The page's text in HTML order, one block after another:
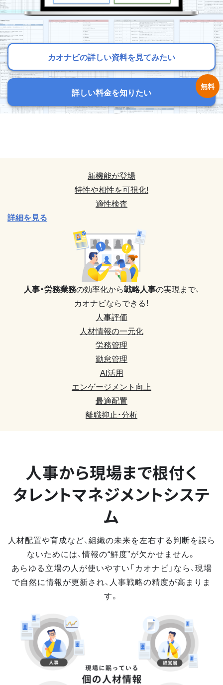
カオナビの詳しい資料を見てみたい
詳しい料金を知りたい
カオナビの詳しい資料を見てみたい
詳しい料金を知りたい
カオナビの詳しい資料を見てみたい
詳しい料金を知りたい
新機能が登場
特性や相性を可視化!
適性検査
詳細を見る
人事・労務業務の効率化から戦略人事の実現まで、
カオナビならできる！
人事評価
人材情報の一元化
労務管理
勤怠管理
AI活用
エンゲージメント向上
最適配置
離職抑止・分析
人事から現場まで根付く
タレントマネジメントシステ
ム
人材配置や育成など、組織の未来を左右する判断を誤ら
ないためには、情報の“鮮度”が欠かせません。
あらゆる立場の人が使いやすい「カオナビ」なら、現場
で自然に情報が更新され、人事戦略の精度が高まりま
す。